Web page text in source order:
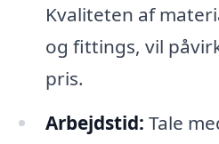
Kvaliteten af
og fittings, vil
pris.
Arbejdstid: Tale